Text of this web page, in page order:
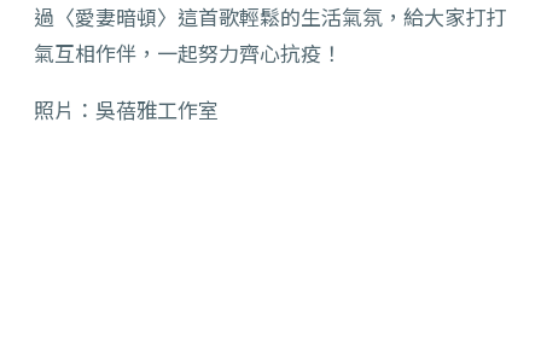
過〈愛妻暗頓〉這首歌輕鬆的生活氣氛，給大家打打
氣互相作伴，一起努力齊心抗疫！
照片：吳蓓雅工作室